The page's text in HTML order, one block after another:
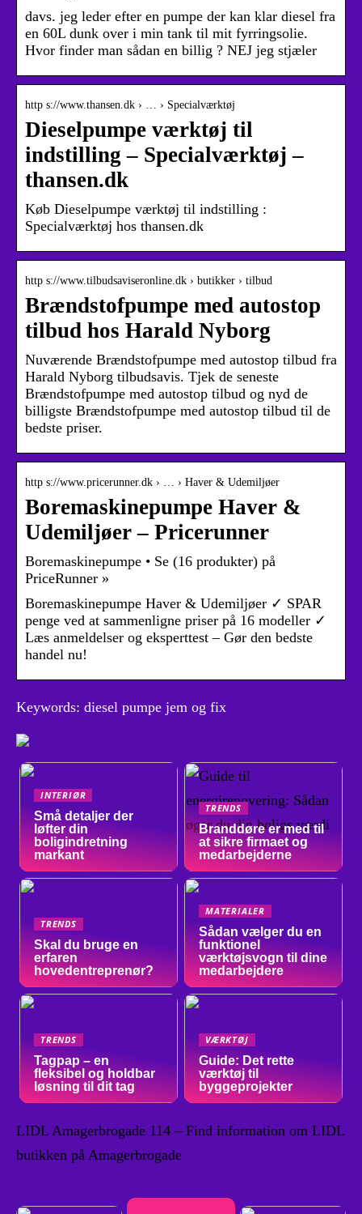
davs. jeg leder efter en pumpe der kan klar diesel fra
en 60L dunk over i min tank til mit fyrringsolie.
Hvor finder man sådan en billig ? NEJ jeg stjæler
http s://www.thansen.dk › … › Specialværktøj
Dieselpumpe værktøj til
indstilling – Specialværktøj –
thansen.dk
Køb Dieselpumpe værktøj til indstilling :
Specialværktøj hos thansen.dk
http s://www.tilbudsaviseronline.dk › butikker › tilbud
Brændstofpumpe med autostop
tilbud hos Harald Nyborg
Nuværende Brændstofpumpe med autostop tilbud fra
Harald Nyborg tilbudsavis. Tjek de seneste
Brændstofpumpe med autostop tilbud og nyd de
billigste Brændstofpumpe med autostop tilbud til de
bedste priser.
http s://www.pricerunner.dk › … › Haver & Udemiljøer
Boremaskinepumpe Haver &
Udemiljøer – Pricerunner
Boremaskinepumpe • Se (16 produkter) på
PriceRunner »
Boremaskinepumpe Haver & Udemiljøer ✓ SPAR
penge ved at sammenligne priser på 16 modeller ✓
Læs anmeldelser og eksperttest – Gør den bedste
handel nu!
Keywords: diesel pumpe jem og fix
INTERIØR
Små detaljer der
løfter din
boligindretning
markant
TRENDS
Branddøre er med til
at sikre firmaet og
medarbejderne
TRENDS
Skal du bruge en
erfaren
hovedentreprenør?
MATERIALER
Sådan vælger du en
funktionel
værktøjsvogn til dine
medarbejdere
TRENDS
Tagpap – en
fleksibel og holdbar
løsning til dit tag
VÆRKTØJ
Guide: Det rette
værktøj til
byggeprojekter
LIDL Amagerbrogade 114 – Find information om LIDL
butikken på Amagerbrogade